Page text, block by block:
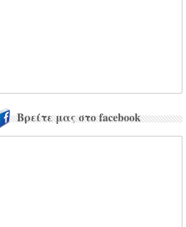
Βρείτε μας στο facebook